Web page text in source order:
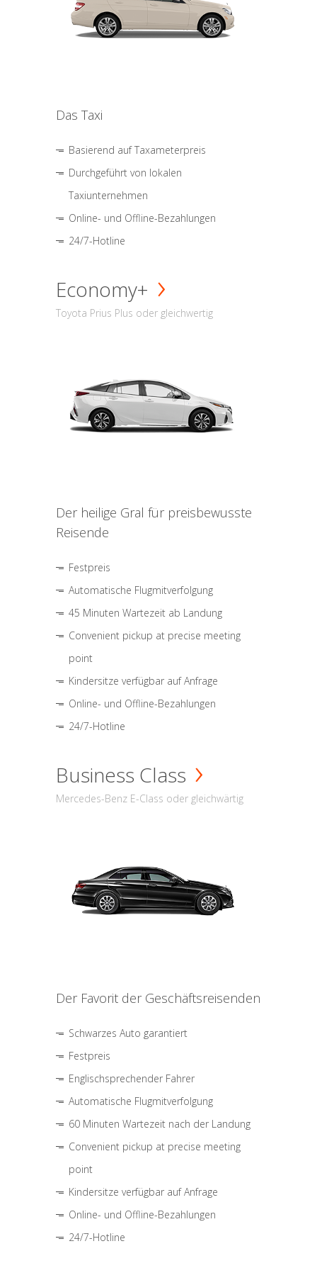
Das Taxi
Basierend auf Taxameterpreis
Durchgeführt von lokalen
Taxiunternehmen
Online- und Offline-Bezahlungen
24/7-Hotline
Economy+
Toyota Prius Plus oder gleichwertig
Der heilige Gral für preisbewusste
Reisende
Festpreis
Automatische Flugmitverfolgung
45 Minuten Wartezeit ab Landung
Convenient pickup at precise meeting
point
Kindersitze verfügbar auf Anfrage
Online- und Offline-Bezahlungen
24/7-Hotline
Business Class
Mercedes-Benz E-Class oder gleichwärtig
Der Favorit der Geschäftsreisenden
Schwarzes Auto garantiert
Festpreis
Englischsprechender Fahrer
Automatische Flugmitverfolgung
60 Minuten Wartezeit nach der Landung
Convenient pickup at precise meeting
point
Kindersitze verfügbar auf Anfrage
Online- und Offline-Bezahlungen
24/7-Hotline